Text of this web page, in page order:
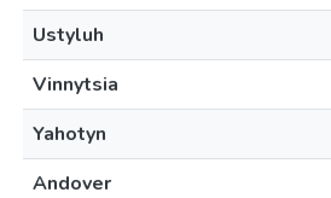
Ustyluh
Vinnytsia
Yahotyn
Andover